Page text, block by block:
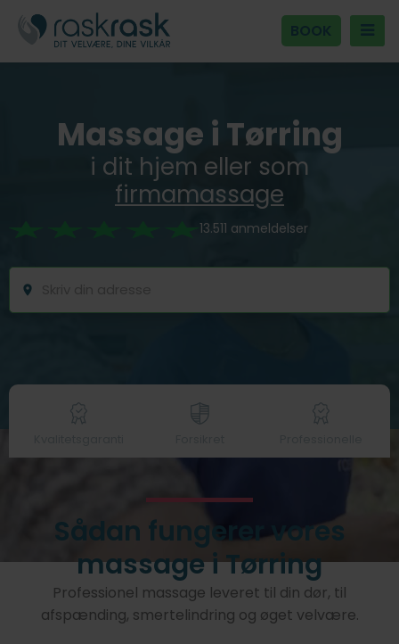
BOOK
Massage i Tørring
i dit hjem eller som
firmamassage
13.511 anmeldelser
Sådan fungerer vores
massage i Tørring
Professionel massage leveret til din dør, til
afspænding, smertelindring og øget velvære.